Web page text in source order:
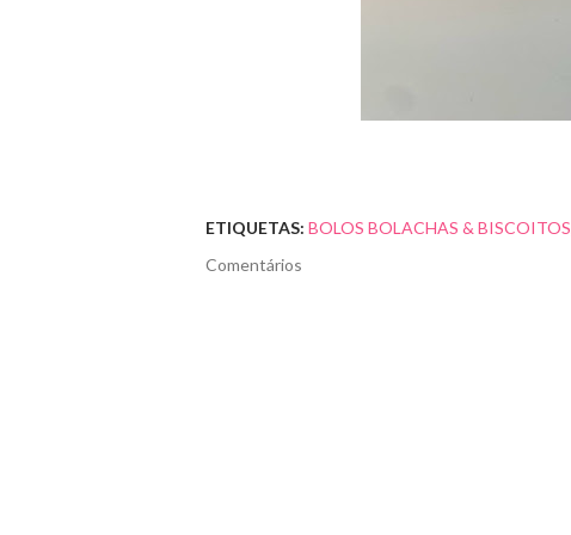
ETIQUETAS: BOLOS BOLACHAS & BISCOITOS
Comentários